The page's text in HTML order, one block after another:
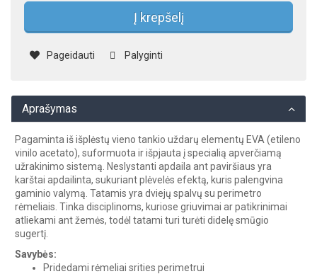
Į krepšelį
Pageidauti Palyginti
Aprašymas
Pagaminta iš išplėstų vieno tankio uždarų elementų EVA (etileno
vinilo acetato), suformuota ir išpjauta į specialią apverčiamą
užrakinimo sistemą. Neslystanti apdaila ant paviršiaus yra
karštai apdailinta, sukuriant plėvelės efektą, kuris palengvina
gaminio valymą. Tatamis yra dviejų spalvų su perimetro
rėmeliais. Tinka disciplinoms, kuriose griuvimai ar patikrinimai
atliekami ant žemės, todėl tatami turi turėti didelę smūgio
sugertį.
Savybės:
Pridedami rėmeliai srities perimetrui